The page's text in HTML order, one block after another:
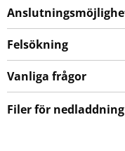
Felsökning
Vanliga frågor
Filer för nedladdning